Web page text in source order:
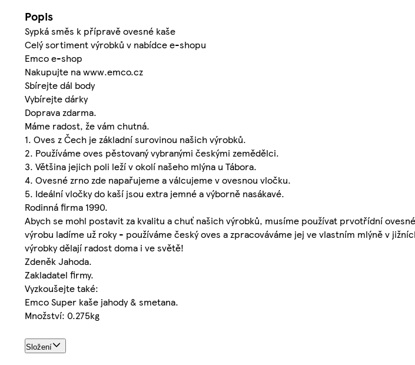
Popis
Sypká směs k přípravě ovesné kaše
Celý sortiment výrobků v nabídce e-shopu
Emco e-shop
Nakupujte na www.emco.cz
Sbírejte dál body
Vybírejte dárky
Doprava zdarma.
Máme radost, že vám chutná.
1. Oves z Čech je základní surovinou našich výrobků.
2. Používáme oves pěstovaný vybranými českými zemědělci.
3. Většina jejich poli leží v okolí našeho mlýna u Tábora.
4. Ovesné zrno zde napařujeme a válcujeme v ovesnou vločku.
5. Ideální vločky do kaší jsou extra jemné a výborně nasákavé.
Rodinná firma 1990.
Abych se mohl postavit za kvalitu a chuť našich výrobků, musíme používat prvotřídní
výrobu ladíme už roky - používáme český oves a zpracováváme jej ve vlastním mlýně v
výrobky dělají radost doma i ve světě!
Zdeněk Jahoda.
Zakladatel firmy.
Vyzkoušejte také:
Emco Super kaše jahody & smetana.
Množství: 0.275kg
Složení